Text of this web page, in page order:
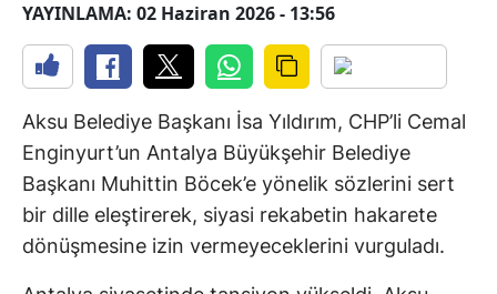
YAYINLAMA: 02 Haziran 2026 - 13:56
Aksu Belediye Başkanı İsa Yıldırım, CHP’li Cemal
Enginyurt’un Antalya Büyükşehir Belediye
Başkanı Muhittin Böcek’e yönelik sözlerini sert
bir dille eleştirerek, siyasi rekabetin hakarete
dönüşmesine izin vermeyeceklerini vurguladı.